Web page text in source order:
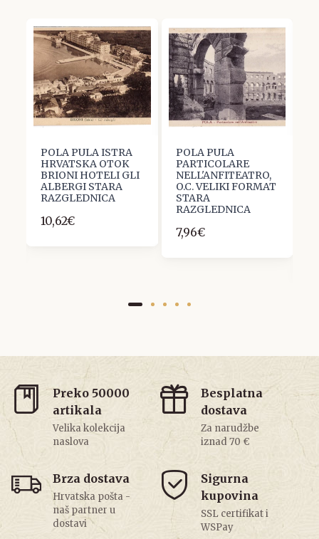
POLA PULA ISTRA
HRVATSKA OTOK
BRIONI HOTELI GLI
ALBERGI STARA
RAZGLEDNICA
10,62€
POLA PULA
PARTICOLARE
NELL'ANFITEATRO,
O.C. VELIKI FORMAT
STARA
RAZGLEDNICA
7,96€
Preko 50000
artikala
Velika kolekcija
naslova
Besplatna
dostava
Za narudžbe
iznad 70 €
Brza dostava
Hrvatska pošta -
naš partner u
dostavi
Sigurna
kupovina
SSL certifikat i
WSPay